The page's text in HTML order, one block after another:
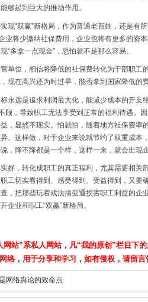
够起到巨大的推动作用。
现“双赢”新格局，作为普通老百姓，还是有
业将少缴纳社保费用，企业也将有更多的资
“多拿一点现金”，恐怕就不是那么容易。
单位，相信将降低的社保费转化为干部职
现在高兴还为时过早，能否拿到国家降低的
永远是追求利润最大化，能减少成本的开
顾，导致职工无法享受到正常的福利待遇。
，显然不现实。怕就怕，随着地方社保费
。这样做，对于企业来说就节约了双重成
，降不降都是一个样，这样一来，就会出现企
好，转化成职工的真正福利，尤其需要相
工切实看得到、感受得到、受益得到，又
，把那些玩着戏法搞变通损害职工利益的企
企业和职工“双赢”新格局。
站”系私人网站，凡“我的原创”栏目下
络，用于分享和学习，如有侵权，请留言
网络舆论的致命点